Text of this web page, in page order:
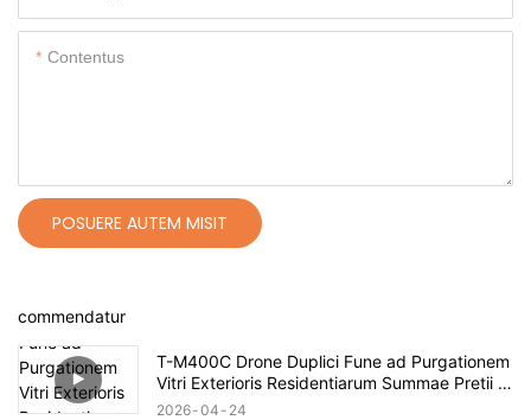
Contentus
POSUERE AUTEM MISIT
commendatur
T-M400C Drone Duplici Fune ad Purgationem
Vitri Exterioris Residentiarum Summae Pretii |
Spatium 60m
2026 04 24